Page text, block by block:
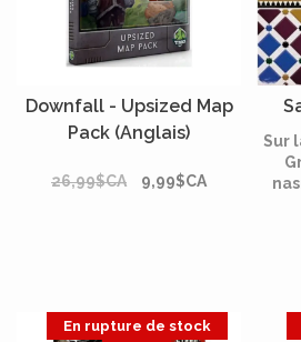
Downfall - Upsized Map
Pack (Anglais)
26,99$CA 9,99$CA
Sur
En rupture de stock